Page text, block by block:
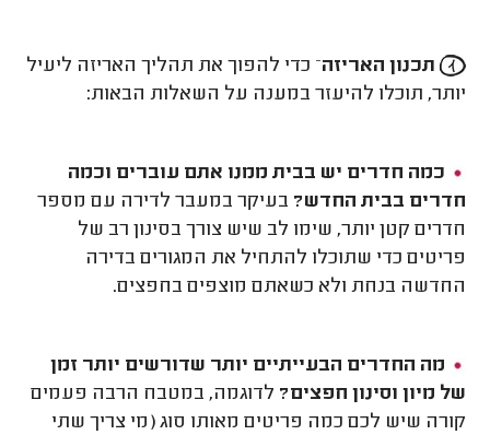
תכנון האריזה– כדי להפוך את תהליך האריזה ליעיל
יותר, תוכלו להיעזר במענה על השאלות הבאות:
כמה חדרים יש בבית ממנו אתם עוברים וכמה
חדרים בבית החדש? בעיקר במעבר לדירה עם מספר
חדרים קטן יותר, שימו לב שיש צורך בסינון רב של
פריטים כדי שתוכלו להתחיל את המגורים בדירה
החדשה בנחת ולא כשאתם מוצפים בחפצים.
מה החדרים הבעייתיים יותר שדורשים יותר זמן
של מיון וסינון חפצים? לדוגמה, במטבח הרבה פעמים
קורה שיש לכם כמה פריטים מאותו סוג (מי צריך שתי